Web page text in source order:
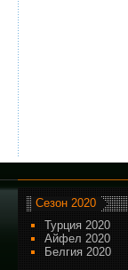
Сезон 2020
Турция 2020
Айфел 2020
Белгия 2020